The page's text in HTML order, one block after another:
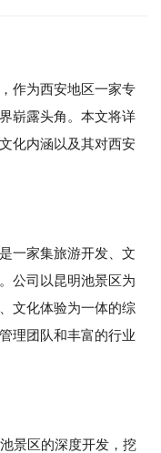
作为西安地区一家专
崭露头角。本文将详
化内涵以及其对西安
一家集旅游开发、文
公司以昆明池景区为
文化体验为一体的综
理团队和丰富的行业
景区的深度开发，挖